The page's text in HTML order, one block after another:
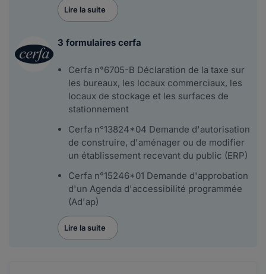
Lire la suite
3 formulaires cerfa
Cerfa n°6705-B Déclaration de la taxe sur
les bureaux, les locaux commerciaux, les
locaux de stockage et les surfaces de
stationnement
Cerfa n°13824*04 Demande d'autorisation
de construire, d'aménager ou de modifier
un établissement recevant du public (ERP)
Cerfa n°15246*01 Demande d'approbation
d'un Agenda d'accessibilité programmée
(Ad'ap)
Lire la suite